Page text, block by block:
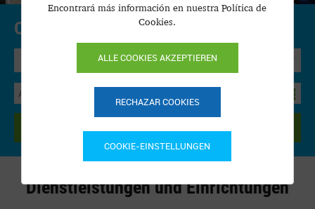
Online buchen.
Dienstleistungen und Einrichtungen
Encontrará más información en nuestra Política de
Cookies.
ALLE COOKIES AKZEPTIEREN
RECHAZAR COOKIES
COOKIE-EINSTELLUNGEN